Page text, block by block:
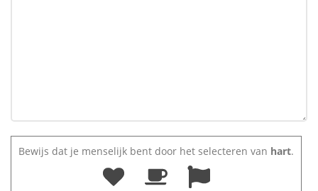
Bewijs dat je menselijk bent door het selecteren van hart.